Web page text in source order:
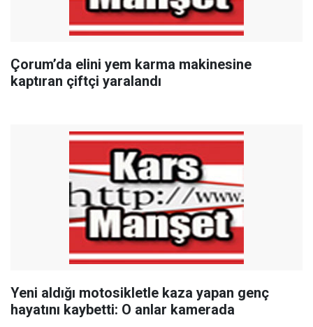
Çorum’da elini yem karma makinesine
kaptıran çiftçi yaralandı
Yeni aldığı motosikletle kaza yapan genç
hayatını kaybetti: O anlar kamerada